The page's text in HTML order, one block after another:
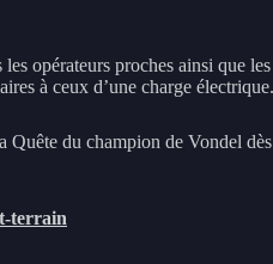
opérateurs proches ainsi que les
à ceux d’une charge électrique.
Quête du champion de Vondel
terrain